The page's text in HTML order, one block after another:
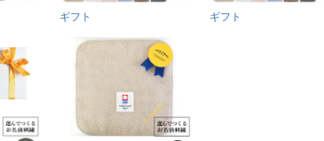
ギフト ギフト